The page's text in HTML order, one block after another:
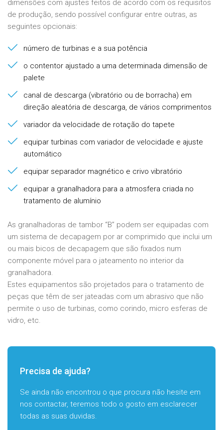
dimensões com ajustes feitos de acordo com os requisitos
de produção, sendo possível configurar entre outras, as
seguintes opcionais:
número de turbinas e a sua potência
o contentor ajustado a uma determinada dimensão de
palete
canal de descarga (vibratório ou de borracha) em
direção aleatória de descarga, de vários comprimentos
variador da velocidade de rotação do tapete
equipar turbinas com variador de velocidade e ajuste
automático
equipar separador magnético e crivo vibratório
equipar a granalhadora para a atmosfera criada no
tratamento de alumínio
As granalhadoras de tambor “B” podem ser equipadas com
um sistema de decapagem por ar comprimido que inclui um
ou mais bicos de decapagem que são fixados num
componente móvel para o jateamento no interior da
granalhadora.
Estes equipamentos são projetados para o tratamento de
peças que têm de ser jateadas com um abrasivo que não
permite o uso de turbinas, como corindo, micro esferas de
vidro, etc.
Precisa de ajuda?
Se ainda não encontrou o que procura não hesite em
nos contactar, teremos todo o gosto em esclarecer
todas as suas duvidas.